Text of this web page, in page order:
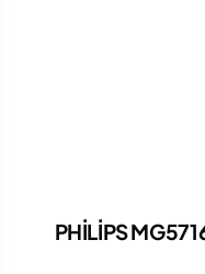
PHİLİPS